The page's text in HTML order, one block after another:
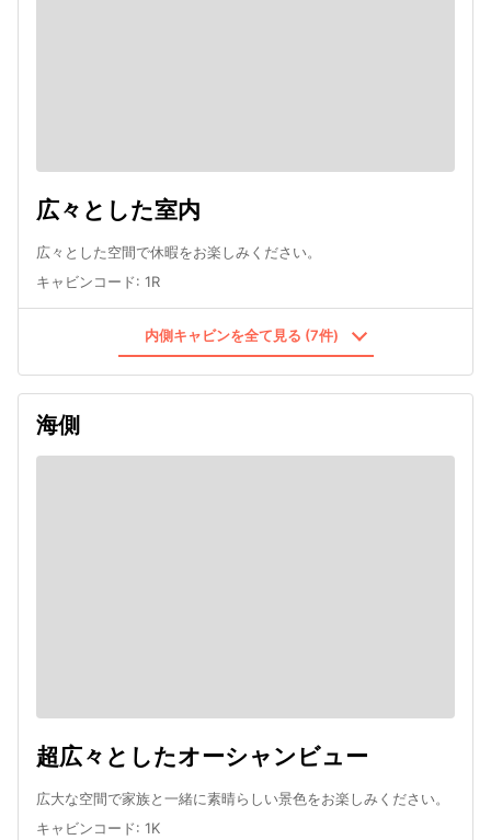
広々とした室内
広々とした空間で休暇をお楽しみください。
キャビンコード: 1R
内側キャビンを全て見る (7件)
海側
超広々としたオーシャンビュー
広大な空間で家族と一緒に素晴らしい景色をお楽しみください。
キャビンコード: 1K